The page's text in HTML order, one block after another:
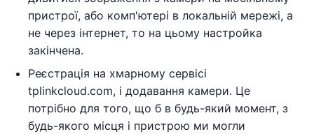
пристрої, або комп'ютері в локальній мережі, а
не через інтернет, то на цьому настройка
закінчена.
Реєстрація на хмарному сервісі
tplinkcloud.com, і додавання камери. Це
потрібно для того, що б в будь-який момент, з
будь-якого місця і пристрою ми могли